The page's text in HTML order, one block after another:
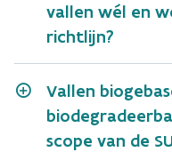
vallen wél en
richtlijn?
Vallen
scope van de